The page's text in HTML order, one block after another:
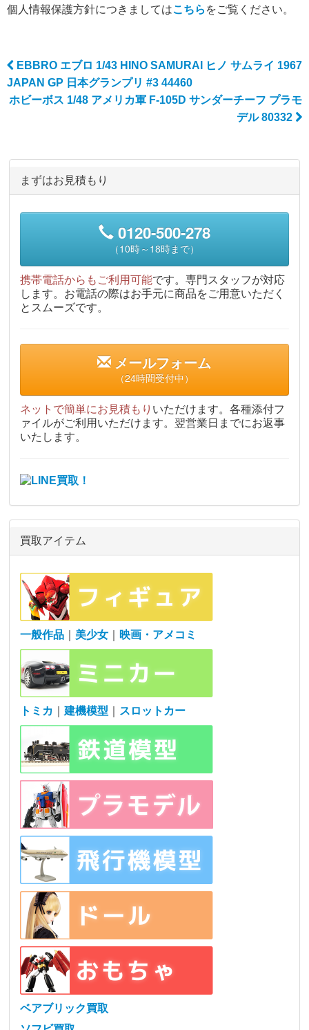
個人情報保護方針につきましてはこちら をご覧ください。
Post navigation
EBBRO エブロ 1/43 HINO SAMURAI ヒノ サムライ 1967
JAPAN GP 日本グランプリ #3 44460
ホビーボス 1/48 アメリカ軍 F-105D サンダーチーフ プラモ
デル 80332
まずはお見積もり
0120-500-278
（10時～18時まで）
携帯電話からもご利用可能です。専門スタッフが対応
します。お電話の際はお手元に商品をご用意いただく
とスムーズです。
メールフォーム
（24時間受付中）
ネットで簡単にお見積もり いただけます。各種添付フ
ァイルがご利用いただけます。翌営業日までにお返事
いたします。
買取アイテム
一般作品 美少女 映画・アメコミ
トミカ ｜建機模型 スロットカー
ベアブリック買取